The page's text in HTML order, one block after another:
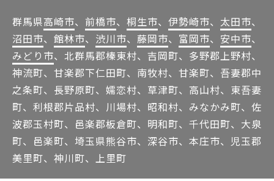
群馬県高崎市、 前橋市、 桐生市、 伊勢崎市、 太田市、
沼田市、 館林市、 渋川市、 藤岡市、 富岡市、 安中市、
みどり市、北群馬郡榛東村、吉岡町、多野郡上野村、
神流町、甘楽郡下仁田町、南牧村、甘楽町、吾妻郡中
之条町、長野原町、嬬恋村、草津町、高山村、東吾妻
町、利根郡片品村、川場村、昭和村、みなかみ町、佐
波郡玉村町、邑楽郡板倉町、明和町、千代田町、大泉
町、邑楽町、埼玉県熊谷市、深谷市、本庄市、児玉郡
美里町、神川町、上里町